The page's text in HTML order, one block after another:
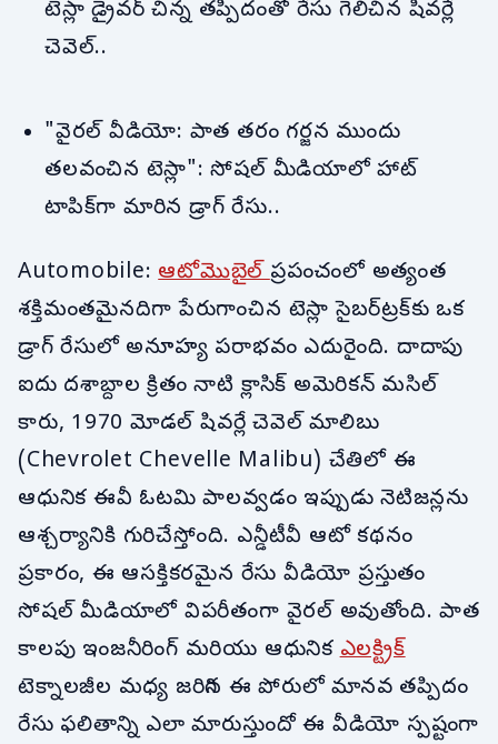
టెస్లా డ్రైవర్ చిన్న తప్పిదంతో రేసు గెలిచిన షివర్లే
చెవెల్..
"వైరల్ వీడియో: పాత తరం గర్జన ముందు
తలవంచిన టెస్లా": సోషల్ మీడియాలో హాట్
టాపిక్‌గా మారిన డ్రాగ్ రేసు..
Automobile:ఆటోమొబైల్ప్రపంచంలో అత్యంత
శక్తిమంతమైనదిగా పేరుగాంచిన టెస్లా సైబర్‌ట్రక్‌కు ఒక
డ్రాగ్ రేసులో అనూహ్య పరాభవం ఎదురైంది. దాదాపు
ఐదు దశాబ్దాల క్రితం నాటి క్లాసిక్ అమెరికన్ మసిల్
కారు, 1970 మోడల్ షివర్లే చెవెల్ మాలిబు
(Chevrolet Chevelle Malibu) చేతిలో ఈ
ఆధునిక ఈవీ ఓటమి పాలవ్వడం ఇప్పుడు నెటిజన్లను
ఆశ్చర్యానికి గురిచేస్తోంది. ఎన్డీటీవీ ఆటో కథనం
ప్రకారం, ఈ ఆసక్తికరమైన రేసు వీడియో ప్రస్తుతం
సోషల్ మీడియాలో విపరీతంగా వైరల్ అవుతోంది. పాత
కాలపు ఇంజనీరింగ్ మరియు ఆధునికఎలక్ట్రిక్
టెక్నాలజీల మధ్య జరిగిన ఈ పోరులో మానవ తప్పిదం
రేసు ఫలితాన్ని ఎలా మారుస్తుందో ఈ వీడియో స్పష్టంగా